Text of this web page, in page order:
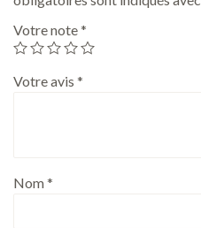
Votre note*
Votre avis *
Nom*